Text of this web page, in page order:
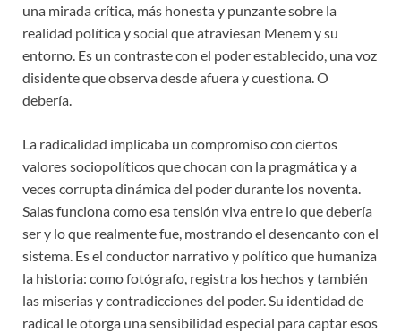
una mirada crítica, más honesta y punzante sobre la
realidad política y social que atraviesan Menem y su
entorno. Es un contraste con el poder establecido, una voz
disidente que observa desde afuera y cuestiona. O
debería.
La radicalidad implicaba un compromiso con ciertos
valores sociopolíticos que chocan con la pragmática y a
veces corrupta dinámica del poder durante los noventa.
Salas funciona como esa tensión viva entre lo que debería
ser y lo que realmente fue, mostrando el desencanto con el
sistema. Es el conductor narrativo y político que humaniza
la historia: como fotógrafo, registra los hechos y también
las miserias y contradicciones del poder. Su identidad de
radical le otorga una sensibilidad especial para captar esos